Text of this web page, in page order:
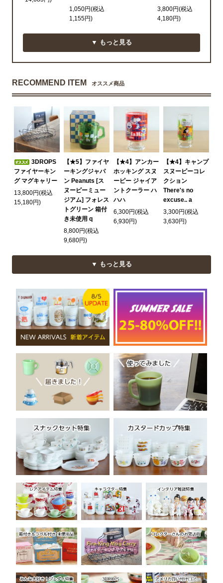
1,050円(税込
1,155円)
3,800円(税込
4,180円)
▼ もっと見る
RECOMMEND ITEM オススメ商品
3DROPS
ファイヤーキン
グ マグキャリー
13,800円(税込
15,180円)
【★5】ファイヤ
ーキングジャパ
ン Peanuts [ス
ヌーピーミュー
ジアム] フォレス
トグリーン 箱付
き未使用 q
8,800円(税込
9,680円)
【★4】アンカー
ホッキング スヌ
ーピー ジャイア
ントクーラー ハ
ハハ
6,300円(税込
6,930円)
【★4】キャンプ
スヌーピーコレ
クション
There's no
excuse.. a
3,300円(税込
3,630円)
▼ もっと見る